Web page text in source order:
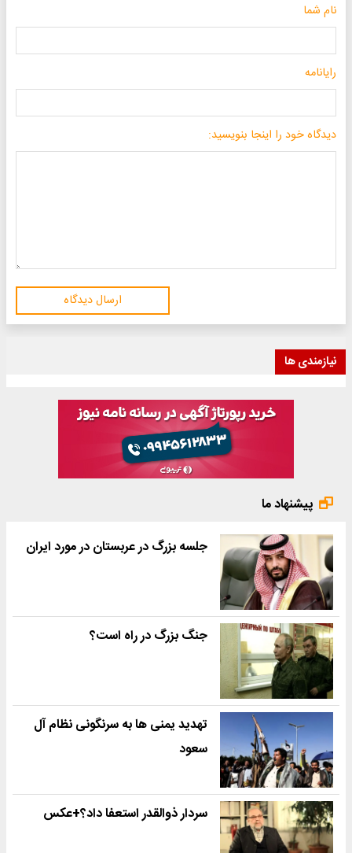
نام شما
رایانامه
دیدگاه خود را اینجا بنویسید:
ارسال دیدگاه
نیازمندی ها
پیشنهاد ما
جلسه بزرگ در عربستان در مورد ایران
جنگ بزرگ در راه است؟
تهدید یمنی ها به سرنگونی نظام آل
سعود
سردار ذوالقدر استعفا داد؟+عکس